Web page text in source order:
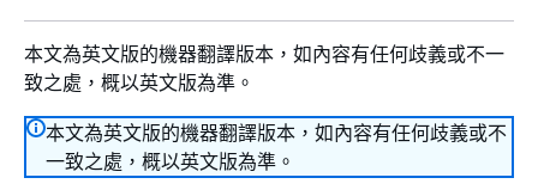
本文為英文版的機器翻譯版本，如內容有任何歧義或不一
致之處，概以英文版為準。
本文為英文版的機器翻譯版本，如內容有任何歧義或不
一致之處，概以英文版為準。